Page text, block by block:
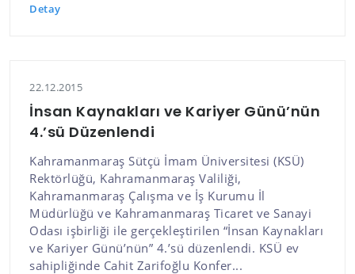
Detay
22.12.2015
İnsan Kaynakları ve Kariyer Günü’nün
4.’sü Düzenlendi
Kahramanmaraş Sütçü İmam Üniversitesi (KSÜ)
Rektörlüğü, Kahramanmaraş Valiliği,
Kahramanmaraş Çalışma ve İş Kurumu İl
Müdürlüğü ve Kahramanmaraş Ticaret ve Sanayi
Odası işbirliği ile gerçekleştirilen “İnsan Kaynakları
ve Kariyer Günü’nün” 4.’sü düzenlendi. KSÜ ev
sahipliğinde Cahit Zarifoğlu Konfer...